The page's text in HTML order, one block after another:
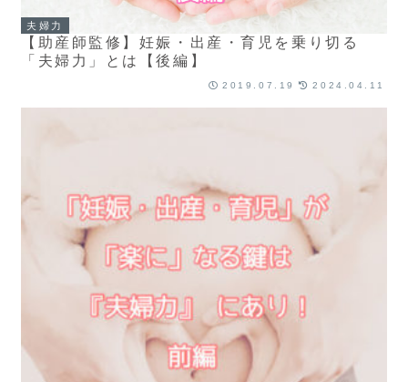
夫婦力
【助産師監修】妊娠・出産・育児を乗り切る
「夫婦力」とは【後編】
2019.07.19 2024.04.11